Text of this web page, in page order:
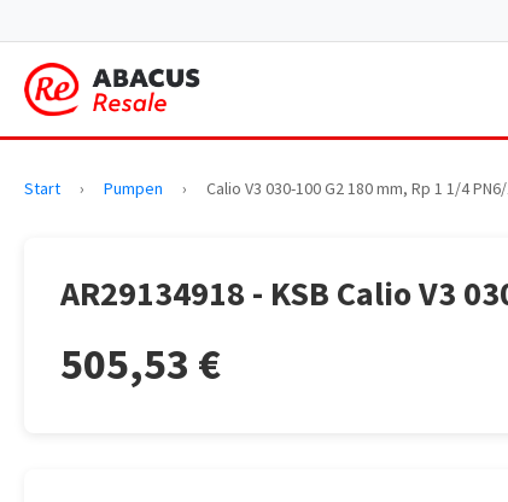
Start › Pumpen › Calio V3 030-100 G2 180 mm, Rp 1 1/4
AR29134918 - KSB Calio V3
505,53 €